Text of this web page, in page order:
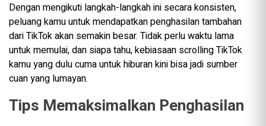
Dengan mengikuti langkah-langkah ini secara konsisten,
peluang kamu untuk mendapatkan penghasilan tambahan
dari TikTok akan semakin besar. Tidak perlu waktu lama
untuk memulai, dan siapa tahu, kebiasaan scrolling TikTok
kamu yang dulu cuma untuk hiburan kini bisa jadi sumber
cuan yang lumayan.
Tips Memaksimalkan Penghasilan